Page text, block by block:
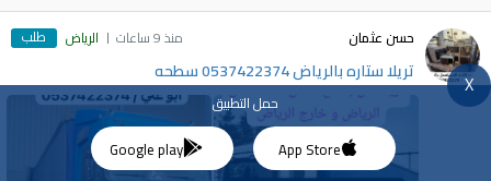
حسن عثمان منذ 9 ساعات الرياض طلب
تريلا ستاره بالرياض 0537422374 سطحه X
حمل التطبيق
App Store
Google play